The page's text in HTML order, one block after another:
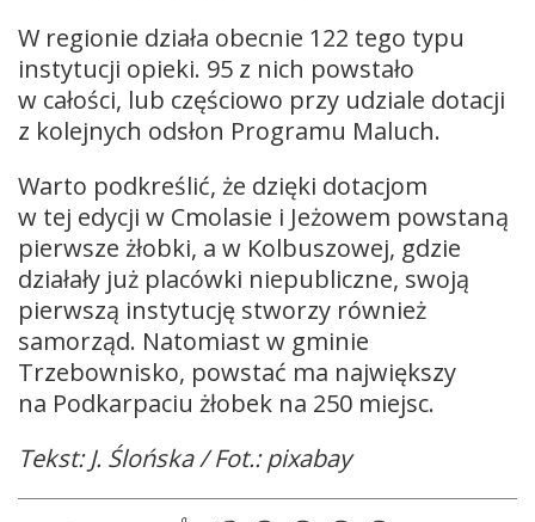
W regionie działa obecnie 122 tego typu
instytucji opieki. 95 z nich powstało
w całości, lub częściowo przy udziale dotacji
z kolejnych odsłon Programu Maluch.
Warto podkreślić, że dzięki dotacjom
w tej edycji w Cmolasie i Jeżowem powstaną
pierwsze żłobki, a w Kolbuszowej, gdzie
działały już placówki niepubliczne, swoją
pierwszą instytucję stworzy również
samorząd. Natomiast w gminie
Trzebownisko, powstać ma największy
na Podkarpaciu żłobek na 250 miejsc.
Tekst: J. Ślońska / Fot.: pixabay